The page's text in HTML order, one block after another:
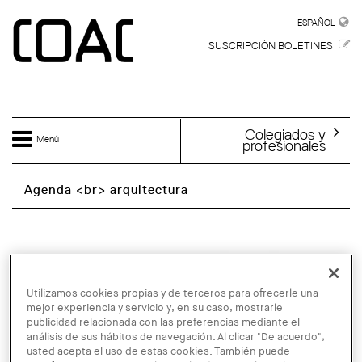
ESPAÑOL
SUSCRIPCIÓN BOLETINES
Menú Colegiados y
profesionales
Agenda <br> arquitectura
Utilizamos cookies propias y de terceros para ofrecerle una
mejor experiencia y servicio y, en su caso, mostrarle
publicidad relacionada con las preferencias mediante el
análisis de sus hábitos de navegación. Al clicar "De acuerdo",
usted acepta el uso de estas cookies. También puede